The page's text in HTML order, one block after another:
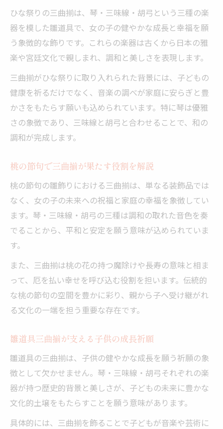
ひな祭りの三曲揃は、琴・三味線・胡弓という三種の楽
器を模した雛道具で、女の子の健やかな成長と幸福を願
う象徴的な飾りです。これらの楽器は古くから日本の雅
楽や宮廷文化で親しまれ、調和と美しさを表現します。
三曲揃がひな祭りに取り入れられた背景には、子どもの
健康を祈るだけでなく、音楽の調べが家庭に安らぎと豊
かさをもたらす願いも込められています。特に琴は優雅
さの象徴であり、三味線と胡弓と合わせることで、和の
調和が完成します。
桃の節句で三曲揃が果たす役割を解説
桃の節句の雛飾りにおける三曲揃は、単なる装飾品では
なく、女の子の未来への祝福と家庭の幸福を象徴してい
ます。琴・三味線・胡弓の三種は調和の取れた音色を奏
でることから、平和と安定を願う意味が込められていま
す。
また、三曲揃は桃の花の持つ魔除けや長寿の意味と相ま
って、厄を払い幸せを呼び込む役割を担います。伝統的
な桃の節句の空間を豊かに彩り、親から子へ受け継がれ
る文化の一端を担う重要な存在です。
雛道具三曲揃が支える子供の成長祈願
雛道具の三曲揃は、子供の健やかな成長を願う祈願の象
徴として欠かせません。琴・三味線・胡弓それぞれの楽
器が持つ歴史的背景と美しさが、子どもの未来に豊かな
文化的土壌をもたらすことを願う意味があります。
具体的には、三曲揃を飾ることで子どもが音楽や芸術に